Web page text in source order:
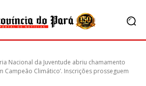
Nacional da Juventude abriu chamamento
Campeão Climático’. Inscrições prosseguem